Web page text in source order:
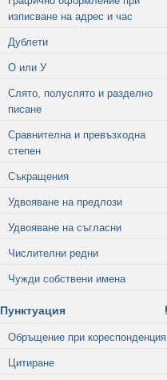
изписване на адрес и час
Дублети
О или У
Слято, полуслято и разделно
писане
Сравнителна и превъзходна
степен
Съкращения
Удвояване на предлози
Удвояване на съгласни
Числителни редни
Чужди собствени имена
Пунктуация
Обръщение при кореспонденция
Цитиране